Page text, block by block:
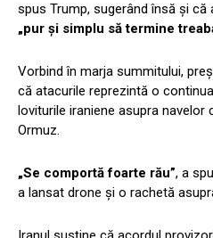
spus Trump, sugerând însă și
„pur și simplu să termine
Vorbind în marja summitului,
că atacurile reprezintă o
loviturile iraniene asupra
Ormuz.
„Se comportă foarte rău”, a
a lansat drone și o rachetă